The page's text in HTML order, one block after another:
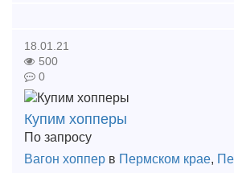
18.01.21
500
0
Купим хопперы
По запросу
Вагон хоппер в Пермском крае,